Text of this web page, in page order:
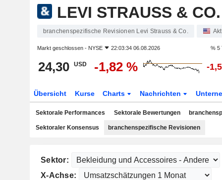
LEVI STRAUSS & CO.
branchenspezifische Revisionen Levi Strauss & Co.
Markt geschlossen - NYSE 22:03:34 06.08.2026 % 5
24,30 USD -1,82 % -
Übersicht Kurse Charts Nachrichten
Sektorale Performances Sektorale Bewertungen
Sektoraler Konsensus branchenspezifische Revisionen
Sektor:
X-Achse: